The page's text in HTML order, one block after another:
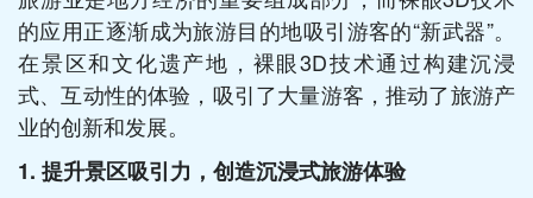
的应用正逐渐成为旅游目的地吸引游客的“新武器”。
在景区和文化遗产地，裸眼3D技术通过构建沉浸
式、互动性的体验，吸引了大量游客，推动了旅游产
业的创新和发展。
1. 提升景区吸引力，创造沉浸式旅游体验